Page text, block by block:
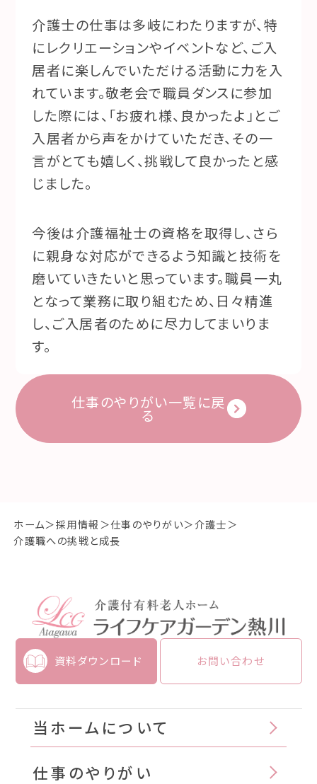
ホーム 採用情報 仕事のやりがい
介護士
介護職への挑戦と成長
介護士の仕事は多岐にわたりますが、特
にレクリエーションやイベントなど、ご入
居者に楽しんでいただける活動に力を入
れています。敬老会で職員ダンスに参加
した際には、「お疲れ様、良かったよ」とご
入居者から声をかけていただき、その一
言がとても嬉しく、挑戦して良かったと感
じました。
今後は介護福祉士の資格を取得し、さら
に親身な対応ができるよう知識と技術を
磨いていきたいと思っています。職員一丸
となって業務に取り組むため、日々精進
し、ご入居者のために尽力してまいりま
す。
仕事のやりがい一覧に戻
る
資料ダウンロード お問い合わせ
当ホームについて
仕事のやりがい